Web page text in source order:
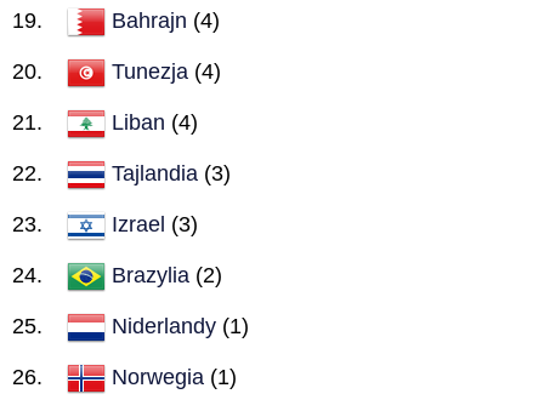
Bahrajn (4)
Tunezja (4)
Liban (4)
Tajlandia (3)
Izrael (3)
Brazylia (2)
Niderlandy (1)
Norwegia (1)